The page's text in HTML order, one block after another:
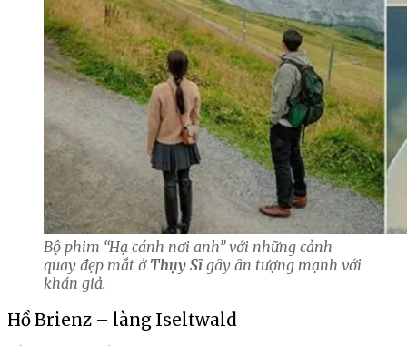
Bộ phim “Hạ cánh nơi anh” với những cảnh
quay đẹp mắt ở Thụy Sĩgây ấn tượng mạnh với
khán giả.
Hồ Brienz – làng Iseltwald